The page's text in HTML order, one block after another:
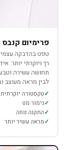
פרימיום
טפט בהדבקה
רך ויוקרתי יותר.
תחושה עשירה
לבין מראה מעוצב
טקסטורה יוקרתית
גימור מט
התקנה נוחה
מראה עשיר יותר